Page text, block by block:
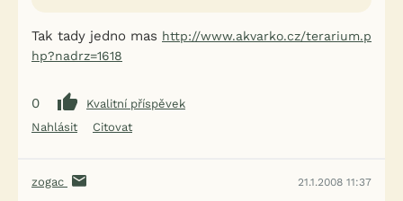
Tak tady jedno mas http://www.akvarko.cz/terarium.p
hp?nadrz=1618
0
Kvalitní příspěvek
Nahlásit
Citovat
zogac 21.1.2008 11:37